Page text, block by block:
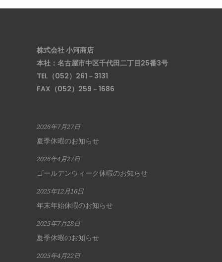
株式会社 小河商店
本社：名古屋市中区千代田二丁目25番3号
TEL（052）261－3131
FAX（052）259－1686
2026年7月27日
夏季休暇のお知らせ
2026年4月27日
ゴールデンウィーク休暇のお知らせ
2025年12月16日
年末年始休暇のお知らせ
2025年7月28日
夏季休暇のお知らせ
2025年4月22日